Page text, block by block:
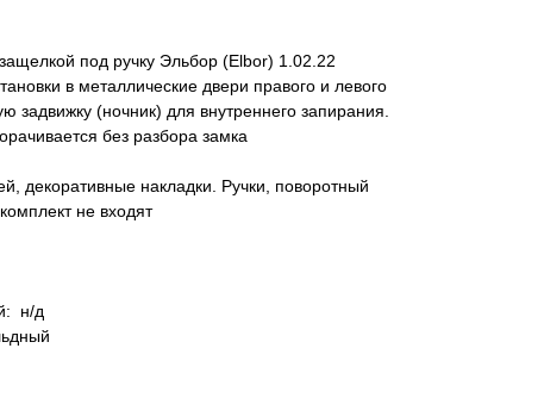
под ручку Эльбор (Elbor) 1.02.22
в металлические двери правого и левого
задвижку (ночник) для внутреннего запирания.
без разбора замка
декоративные накладки. Ручки, поворотный
не входят
н/д